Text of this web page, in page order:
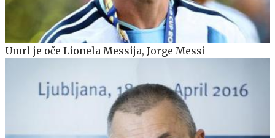
Umrl je oče Lionela Messija, Jorge Messi